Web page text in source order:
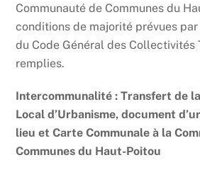
Communauté de Communes du
conditions de majorité prévues par
du Code Général des Collectivités
remplies.
Intercommunalité : Transfert de
Local d’Urbanisme, document
lieu et Carte Communale à la
Communes du Haut-Poitou